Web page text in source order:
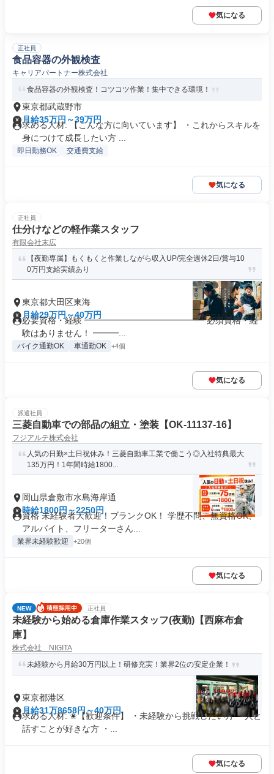
気になる
正社員
食品容器の外観検査
キャリアパートナー株式会社
食品容器の外観検査！コツコツ作業！集中できる環境！
東京都武蔵野市
月給35万円～39万円
求める人材: 【こんな方に向いています】 ・これからスキルを
身につけて成長したい方 ...
即日勤務OK 交通費支給
気になる
正社員
仕分けなどの軽作業スタッフ
有限会社末広
【夜勤専属】もくもくと作業しながら収入UP/完全週休2日/賞与10
0万円支給実績あり
東京都大田区東海
月給29万円～40万円
必要資格・経験 ━━━━━━━━━━━━━━ 必須資格・経
験はありません！ ━━━...
バイク通勤OK 車通勤OK +4個
気になる
派遣社員
三菱自動車での部品の組立・塗装【OK-11137-16】
フジアルテ株式会社
人気の日勤×土日祝休み！三菱自動車工業で働こう◎入社特典最大
135万円！1年間時給1800...
岡山県倉敷市水島海岸通
時給1800円～2250円
資格 未経験者大歓迎！ブランクOK！ 学歴不問、無資格OK、
アルバイト、フリーターさん...
業界未経験歓迎 +20個
気になる
NEW 正社員
未経験から始める倉庫作業スタッフ(夜勤)【西麻布倉
庫】
株式会社 NIGITA
未経験から月給30万円以上！研修充実！業界2位の安定企業！
東京都港区
月給31万8658円～40万円
求める人材: ✬【歓迎条件】 ・未経験から挑戦したい方 ・人と
話すことが好きな方 ・...
気になる